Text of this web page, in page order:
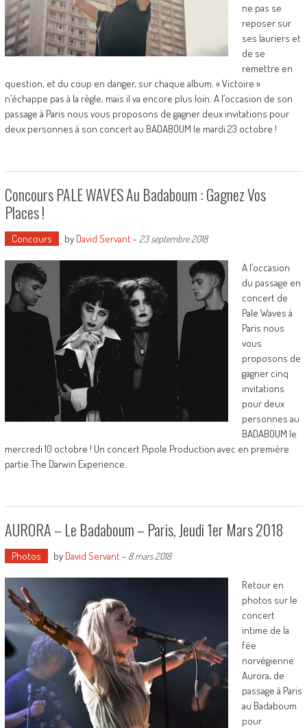
ne pas se
reposer sur
ses lauriers et
de se
remettre en
question, et du coup en danger, sur chaque album. « Victoire »
n’échappe pas à la règle, mais il va encore plus loin. A l’occasion de son
passage à Paris nous vous proposons de gagner deux invitations pour
deux personnes à son concert au BADABOUM le mardi 23 octobre !
Concours PALE WAVES Au Badaboum : Gagnez Vos
Places !
Concours by David Servant- 23 septembre 2018
A l’occasion
du passage en
concert de
Pale Waves à
Paris nous
vous
proposons de
gagner cinq
invitations
pour deux
personnes au
BADABOUM le
mercredi 10 octobre ! Un concert Pipole Production avec en première
partie The Darwin Experience.
AURORA – Le Badaboum – Paris, Jeudi 1er Mars 2018
Photos by David Servant- 8 mars 2018
Retour en
photos sur le
concert
intime de la
fée
norvégienne
Aurora, de
passage à Paris
au Badaboum
pour